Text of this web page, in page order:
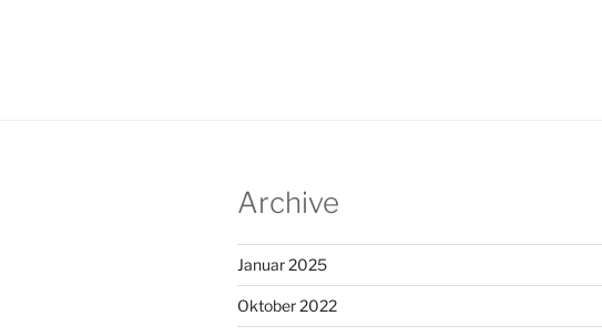
Archive
Januar 2025
Oktober 2022